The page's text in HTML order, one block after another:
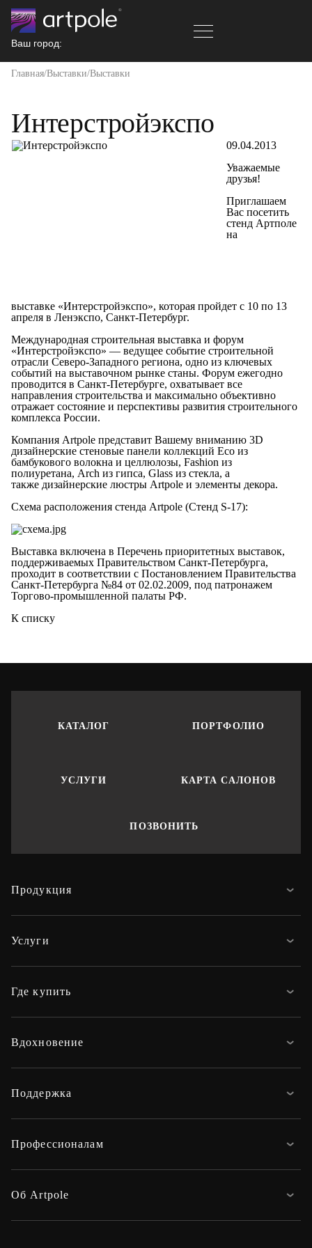
Ваш город:
Главная Выставки Выставки
Интерстройэкспо
09.04.2013
Уважаемые
друзья!
Приглашаем
Вас посетить
стенд Артполе
на
выставке «Интерстройэкспо», которая пройдет с 10 по 13
апреля в Ленэкспо, Санкт-Петербург.
Международная строительная выставка и форум
«Интерстройэкспо» — ведущее событие строительной
отрасли Северо-Западного региона, одно из ключевых
событий на выставочном рынке станы. Форум ежегодно
проводится в Санкт-Петербурге, охватывает все
направления строительства и максимально объективно
отражает состояние и перспективы развития строительного
комплекса России.
Компания Artpole представит Вашему вниманию 3D
дизайнерские стеновые панели коллекций Eco из
бамбукового волокна и целлюлозы, Fashion из
полиуретана, Arch из гипса, Glass из стекла, а
также дизайнерские люстры Artpole и элементы декора.
Схема расположения стенда Artpole (Стенд S-17):
Выставка включена в Перечень приоритетных выставок,
поддерживаемых Правительством Санкт-Петербурга,
проходит в соответствии с Постановлением Правительства
Санкт-Петербурга №84 от 02.02.2009, под патронажем
Торгово-промышленной палаты РФ.
К списку
КАТАЛОГ ПОРТФОЛИО
УСЛУГИ КАРТА САЛОНОВ
ПОЗВОНИТЬ
Продукция
Услуги
Где купить
Вдохновение
Поддержка
Профессионалам
Об Artpole